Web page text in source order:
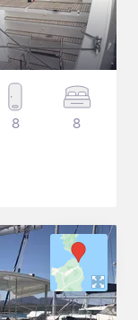
8 8